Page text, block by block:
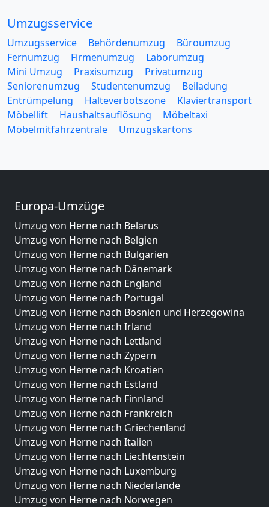
Umzugsservice
Umzugsservice Behördenumzug
Büroumzug
Fernumzug
Firmenumzug
Laborumzug
Mini Umzug
Praxisumzug
Privatumzug
Seniorenumzug
Studentenumzug
Beiladung
Entrümpelung
Halteverbotszone
Klaviertransport
Möbellift
Haushaltsauflösung
Möbeltaxi
Möbelmitfahrzentrale
Umzugskartons
Europa-Umzüge
Umzug von Herne nach Belarus
Umzug von Herne nach Belgien
Umzug von Herne nach Bulgarien
Umzug von Herne nach Dänemark
Umzug von Herne nach England
Umzug von Herne nach Portugal
Umzug von Herne nach Bosnien und Herzegowina
Umzug von Herne nach Irland
Umzug von Herne nach Lettland
Umzug von Herne nach Zypern
Umzug von Herne nach Kroatien
Umzug von Herne nach Estland
Umzug von Herne nach Finnland
Umzug von Herne nach Frankreich
Umzug von Herne nach Griechenland
Umzug von Herne nach Italien
Umzug von Herne nach Liechtenstein
Umzug von Herne nach Luxemburg
Umzug von Herne nach Niederlande
Umzug von Herne nach Norwegen